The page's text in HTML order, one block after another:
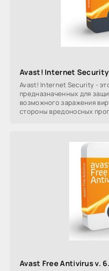
Avast! Internet Security
Avast! Internet Security -
предназначенных для
возможного заражения
стороны вредоносных
Avast Free Antivirus v.